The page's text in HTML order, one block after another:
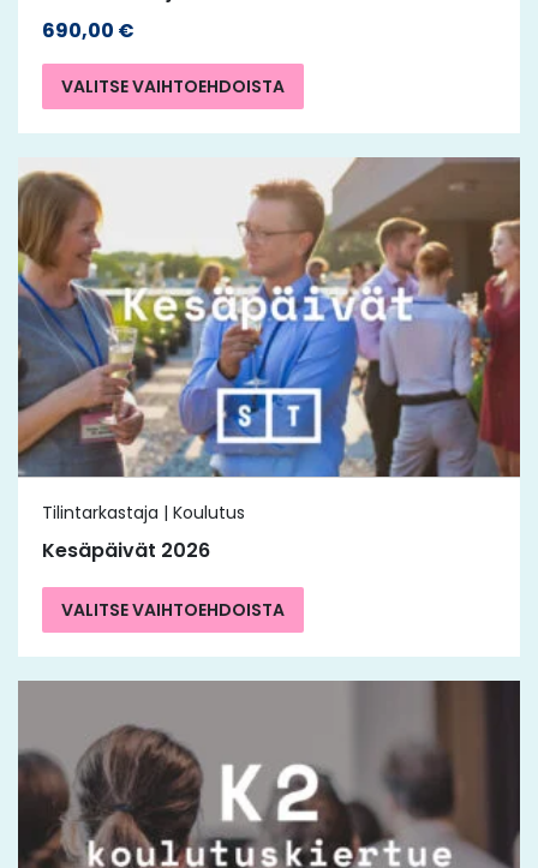
690,00 €
VALITSE VAIHTOEHDOISTA
Tilintarkastaja | Koulutus
Kesäpäivät 2026
VALITSE VAIHTOEHDOISTA